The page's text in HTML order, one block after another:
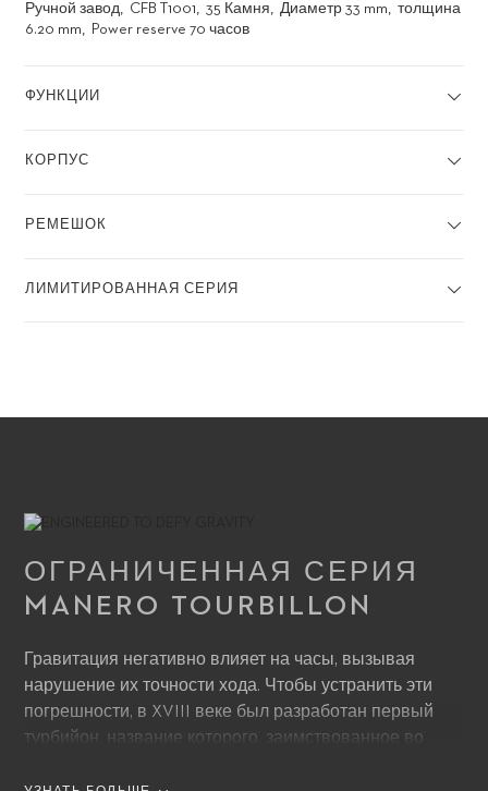
Ручной завод CFB T1001 35 Камня Диаметр 33 mm
толщина
6.20 mm
Power reserve 70 часов
ФУНКЦИИ
КОРПУС
РЕМЕШОК
ЛИМИТИРОВАННАЯ СЕРИЯ
ВОСПРОИЗВЕСТИ ВИДЕО
ОГРАНИЧЕННАЯ СЕРИЯ
MANERO TOURBILLON
Гравитация негативно влияет на часы, вызывая
нарушение их точности хода. Чтобы устранить эти
погрешности, в XVIII веке был разработан первый
турбийон, название которого, заимствованное во